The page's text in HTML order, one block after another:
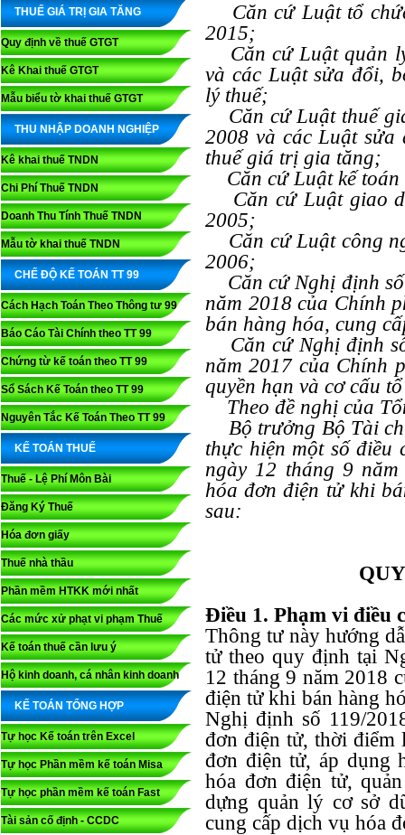
THUẾ GIÁ TRỊ GIA TĂNG
Quy định về thuế GTGT
Kê Khai thuế GTGT
Mẫu biểu tờ khai thuế GTGT
THU NHẬP DOANH NGHIỆP
Kê khai thuế TNDN
Chi Phí Thuế TNDN
Doanh Thu Tính Thuế TNDN
Mẫu tờ khai thuế TNDN
CHẾ ĐỘ KẾ TOÁN TT 99
Cách Hạch Toán Theo Thông tư 99
Báo Cáo Tài Chính theo TT 99
Chứng từ kế toán theo TT 99
Sổ Sách Kế Toán theo TT 99
Nguyên Tắc Kế Toán Theo TT 99
KẾ TOÁN THUẾ
Thuế - Lệ Phí Môn Bài
Đăng Ký Thuế
Hóa đơn giấy
Thuế nhà thầu
Phần mềm HTKK mới nhất
Các mức xử phạt vi phạm Thuế
Kế toán thuế cần lưu ý
Hộ kinh doanh, cá nhân kinh doanh
KẾ TOÁN TỔNG HỢP
Tự học Kế toán trên Excel
Tự học Phần mềm kế toán Misa
Tự học phần mềm kế toán Fast
Tài sản cố định - CCDC
Căn cứ Luật tổ
2015;
Căn cứ Luật quản
và các Luật sửa đổi,
lý thuế;
Căn cứ Luật thuế
2008 và các Luật sửa
thuế giá trị gia tăng;
Căn cứ Luật kế toán
Căn cứ Luật giao
2005;
Căn cứ Luật công
2006;
Căn cứ Nghị định
năm 2018 của Chính
bán hàng hóa, cung
Căn cứ Nghị định
năm 2017 của Chính
quyền hạn và cơ cấu
Theo đề nghị của
Bộ trưởng Bộ Tài
thực hiện một số điều
ngày 12 tháng 9
hóa đơn điện tử khi
sau:
Điều 1. Phạm vi điều
Thông tư này hướng
tử theo quy định tại
12 tháng 9 năm 2018
điện tử khi bán hàng
Nghị định số 119/
đơn điện tử, thời điểm
đơn điện tử, áp dụng
hóa đơn điện tử,
dựng quản lý cơ sở
cung cấp dịch vụ hóa